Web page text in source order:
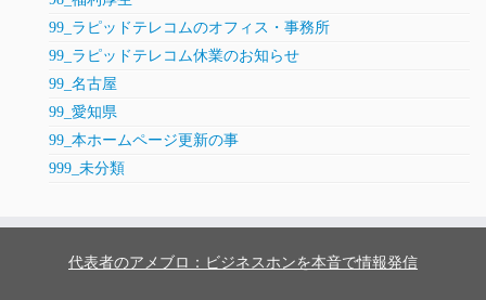
99_ラピッドテレコムのオフィス・事務所
99_ラピッドテレコム休業のお知らせ
99_名古屋
99_愛知県
99_本ホームページ更新の事
999_未分類
代表者のアメブロ：ビジネスホンを本音で情報発信